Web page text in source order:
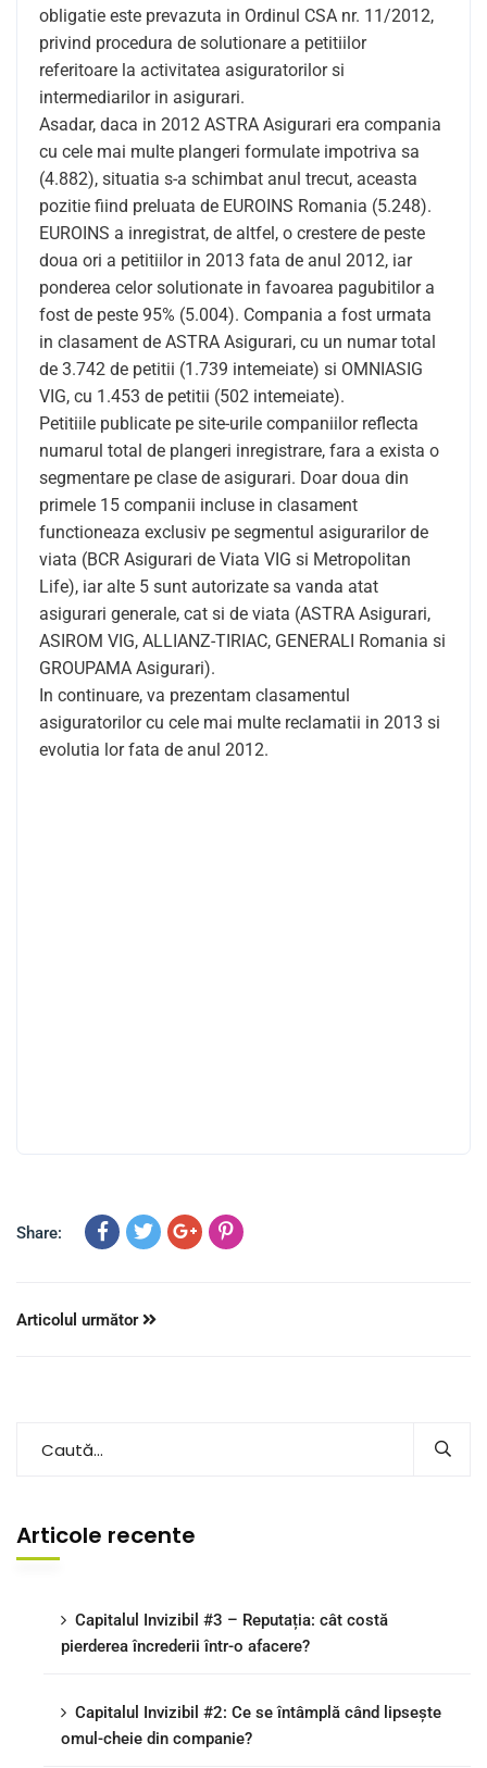
obligatie este prevazuta in Ordinul CSA nr. 11/2012,
privind procedura de solutionare a petitiilor
referitoare la activitatea asiguratorilor si
intermediarilor in asigurari.
Asadar, daca in 2012 ASTRA Asigurari era compania
cu cele mai multe plangeri formulate impotriva sa
(4.882), situatia s-a schimbat anul trecut, aceasta
pozitie fiind preluata de EUROINS Romania (5.248).
EUROINS a inregistrat, de altfel, o crestere de peste
doua ori a petitiilor in 2013 fata de anul 2012, iar
ponderea celor solutionate in favoarea pagubitilor a
fost de peste 95% (5.004). Compania a fost urmata
in clasament de ASTRA Asigurari, cu un numar total
de 3.742 de petitii (1.739 intemeiate) si OMNIASIG
VIG, cu 1.453 de petitii (502 intemeiate).
Petitiile publicate pe site-urile companiilor reflecta
numarul total de plangeri inregistrare, fara a exista o
segmentare pe clase de asigurari. Doar doua din
primele 15 companii incluse in clasament
functioneaza exclusiv pe segmentul asigurarilor de
viata (BCR Asigurari de Viata VIG si Metropolitan
Life), iar alte 5 sunt autorizate sa vanda atat
asigurari generale, cat si de viata (ASTRA Asigurari,
ASIROM VIG, ALLIANZ-TIRIAC, GENERALI Romania si
GROUPAMA Asigurari).
In continuare, va prezentam clasamentul
asiguratorilor cu cele mai multe reclamatii in 2013 si
evolutia lor fata de anul 2012.
Share:
Articolul următor
Articole recente
Capitalul Invizibil #3 – Reputația: cât costă
pierderea încrederii într-o afacere?
Capitalul Invizibil #2: Ce se întâmplă când lipsește
omul-cheie din companie?